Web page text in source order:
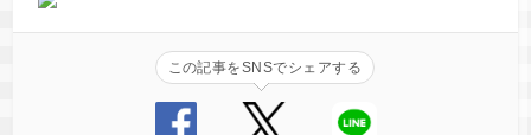
この記事をSNSでシェアする